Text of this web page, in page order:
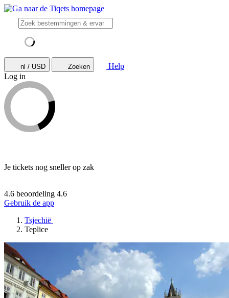
nl / USD Zoeken
Help
Log in
Je tickets nog sneller op zak
4.6 beoordeling 4.6
Gebruik de app
Tsjechië
Teplice